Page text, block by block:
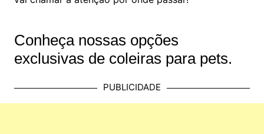
Conheça nossas opções
exclusivas de coleiras para pets.
PUBLICIDADE